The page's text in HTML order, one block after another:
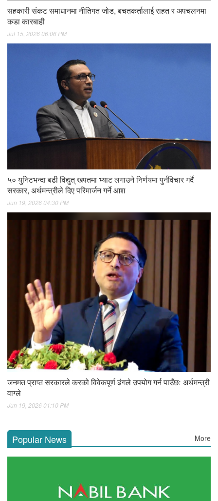
सहकारी संकट समाधानमा नीतिगत जोड, बचतकर्तालाई राहत र अपचलनमा
कडा कारबाही
Jul 15, 2026 06:06 PM
५० युनिटभन्दा बढी विद्युत् खपतमा भ्याट लगाउने निर्णयमा पुर्नविचार गर्दै
सरकार, अर्थमन्त्रीले दिए परिमार्जन गर्ने आश
Jun 19, 2026 04:30 PM
जनमत प्राप्त सरकारले करको विवेकपूर्ण ढंगले उपयोग गर्न पाउँछः अर्थमन्त्री
वाग्ले
Jun 19, 2026 01:10 PM
Popular News More